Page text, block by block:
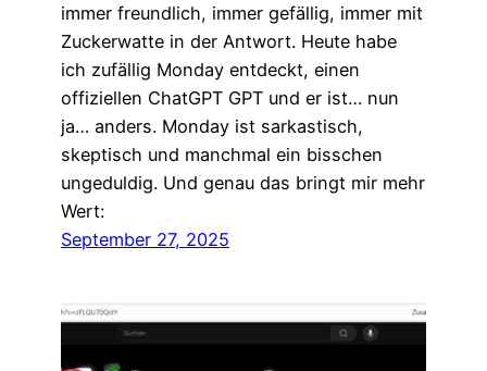
immer freundlich, immer gefällig, immer mit
Zuckerwatte in der Antwort. Heute habe
ich zufällig Monday entdeckt, einen
offiziellen ChatGPT GPT und er ist… nun
ja… anders. Monday ist sarkastisch,
skeptisch und manchmal ein bisschen
ungeduldig. Und genau das bringt mir mehr
Wert:
September 27, 2025